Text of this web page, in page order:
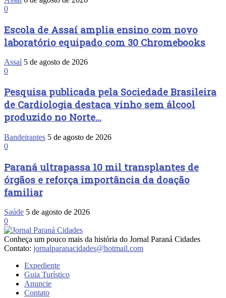
0
Escola de Assaí amplia ensino com novo
laboratório equipado com 30 Chromebooks
Assaí 5 de agosto de 2026
0
Pesquisa publicada pela Sociedade Brasileira
de Cardiologia destaca vinho sem álcool
produzido no Norte...
Bandeirantes 5 de agosto de 2026
0
Paraná ultrapassa 10 mil transplantes de
órgãos e reforça importância da doação
familiar
Saúde 5 de agosto de 2026
0
Conheça um pouco mais da história do Jornal Paraná Cidades
Contato: jornalparanacidades@hotmail.com
Expediente
Guia Turístico
Anuncie
Contato